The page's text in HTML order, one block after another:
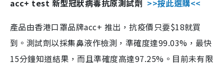
acc+ test 新型冠狀病毒抗原測試劑 >>按此選購<<
產品由香港口罩品牌acc+ 推出，抗疫價只要$18就買
到。測試劑以採集鼻液作檢測，準確度達99.03%，最快
15分鐘知道結果，而且準確度高達97.25%。目前未有限